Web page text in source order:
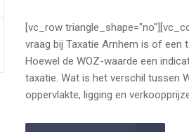
[vc_row
vraag bij Taxatie Arnhem is of een
Hoewel de WOZ-waarde een
taxatie. Wat is het verschil tussen
oppervlakte, ligging en